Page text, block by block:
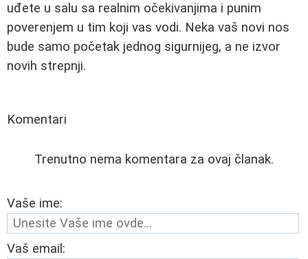
uđete u salu sa realnim očekivanjima i punim
poverenjem u tim koji vas vodi. Neka vaš novi nos
bude samo početak jednog sigurnijeg, a ne izvor
novih strepnji.
Komentari
Trenutno nema komentara za ovaj članak.
Vaše ime:
Vaš email: